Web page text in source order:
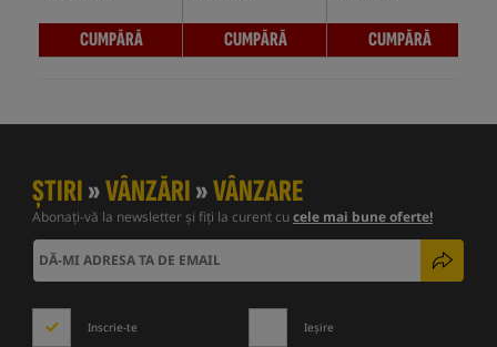
CUMPĂRĂ CUMPĂRĂ CUMPĂRĂ
ȘTIRI»VÂNZĂRI»VÂNZARE
Abonați-vă la newsletter și fiți la curent cucele mai bune oferte!
Inscrie-te Ieșire